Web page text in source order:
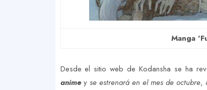
Manga
Desde el sitio web de Kodansha se ha
animey se estrenará en el mes de octubre,